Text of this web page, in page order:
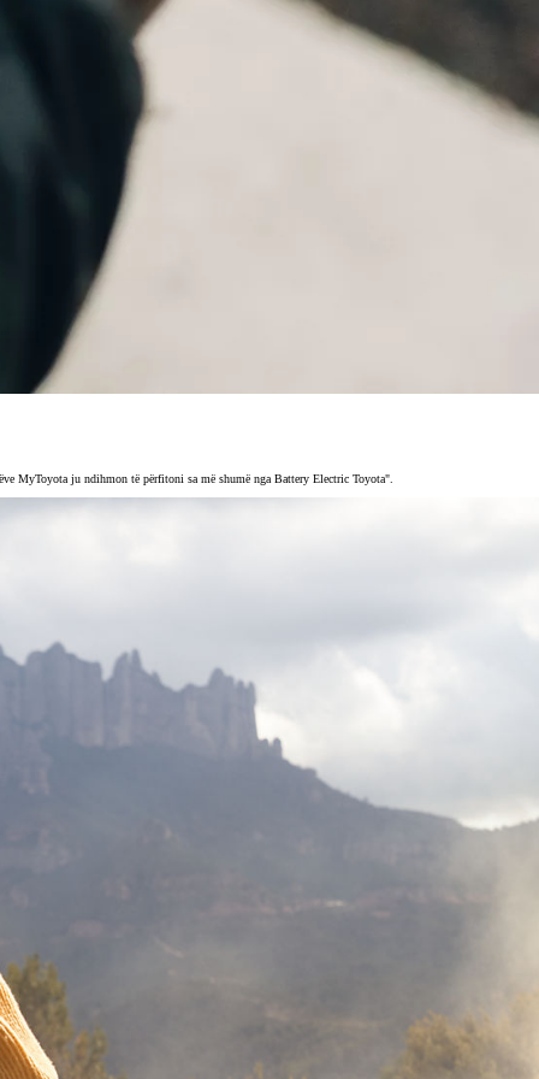
MyToyota ju ndihmon të përfitoni sa më shumë nga Battery Electric Toyota".